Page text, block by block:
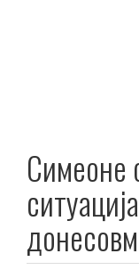
Симеоне